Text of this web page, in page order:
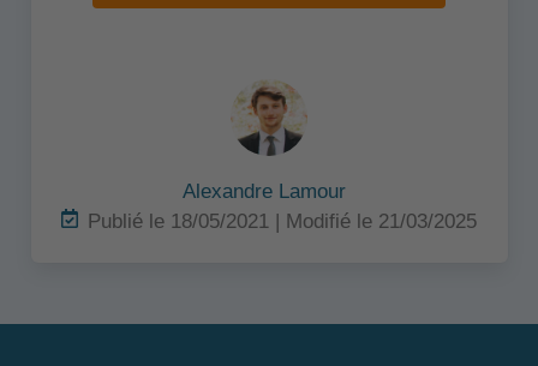
Alexandre Lamour
Publié le 18/05/2021 | Modifié le 21/03/2025